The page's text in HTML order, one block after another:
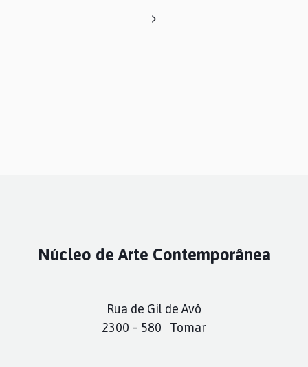
Núcleo de Arte Contemporânea
Rua de Gil de Avô
2300 – 580 Tomar